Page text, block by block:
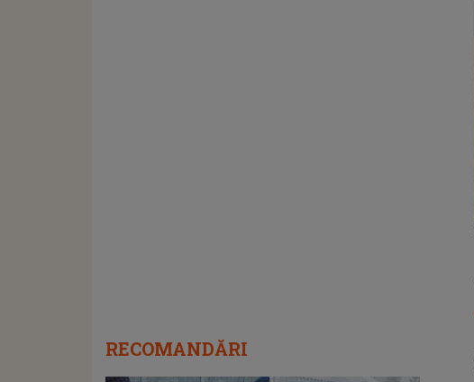
RECOMANDĂRI